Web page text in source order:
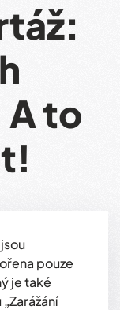
A to
pouze
je také